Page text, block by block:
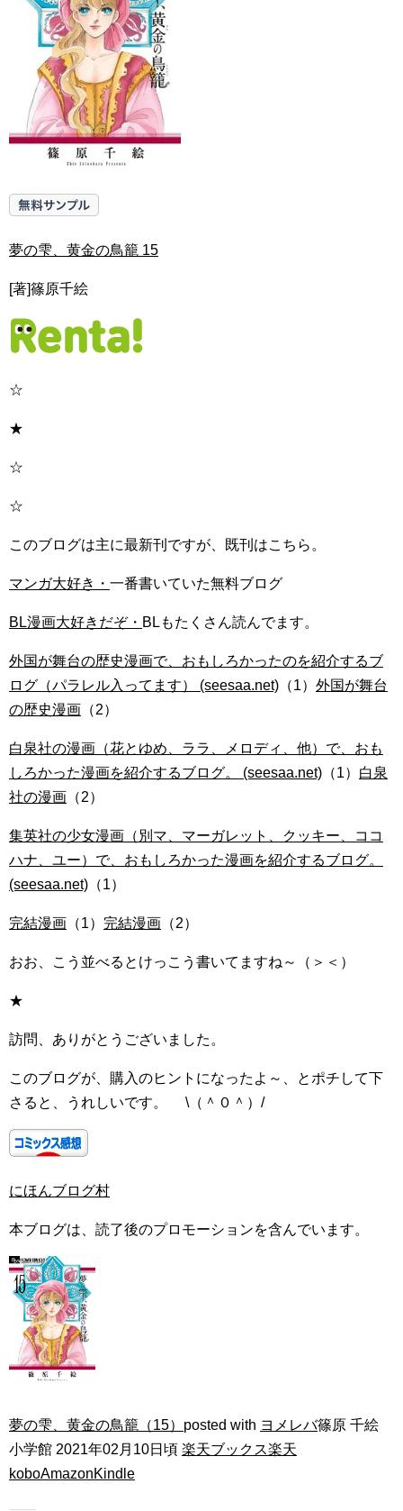
夢の雫、黄金の鳥籠 15
[著]篠原千絵
☆
★
☆
☆
このブログは主に最新刊ですが、既刊はこちら。
マンガ大好き・ 一番書いていた無料ブログ
BL漫画大好きだぞ・ BLもたくさん読んでます。
外国が舞台の歴史漫画で、おもしろかったのを紹介するブ
ログ（パラレル入ってます） (seesaa.net) （1） 外国が舞台
の歴史漫画 （2）
白泉社の漫画（花とゆめ、ララ、メロディ、他）で、おも
しろかった漫画を紹介するブログ。 (seesaa.net) （1） 白泉
社の漫画 （2）
集英社の少女漫画（別マ、マーガレット、クッキー、ココ
ハナ、ユー）で、おもしろかった漫画を紹介するブログ。
(seesaa.net) （1）
完結漫画 （1） 完結漫画 （2）
おお、こう並べるとけっこう書いてますね～（＞＜）
★
訪問、ありがとうございました。
このブログが、購入のヒントになったよ～、とポチして下
さると、うれしいです。 \（＾０＾）/
にほんブログ村
本ブログは、読了後のプロモーションを含んでいます。
夢の雫、黄金の鳥籠（15） posted with ヨメレバ篠原 千絵
小学館 2021年02月10日頃 楽天ブックス楽天
koboAmazonKindle